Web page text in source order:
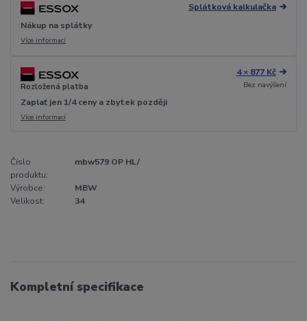
Splátková kalkulačka
Nákup na splátky
Více informací
Rozložená platba
4 × 877 Kč
Bez navýšení
Zaplať jen 1/4 ceny a zbytek později
Více informací
Číslo
produktu:
mbw579 OP HL/
Výrobce:
MBW
Velikost:
34
Kompletní specifikace